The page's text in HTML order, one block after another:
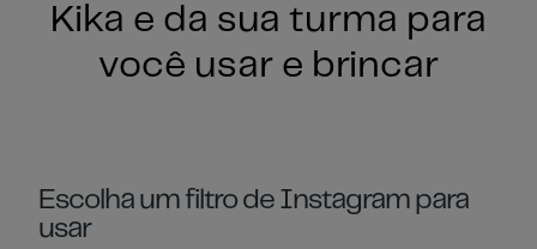
Kika e da sua turma para
você usar e brincar
Escolha um filtro de Instagram para
usar